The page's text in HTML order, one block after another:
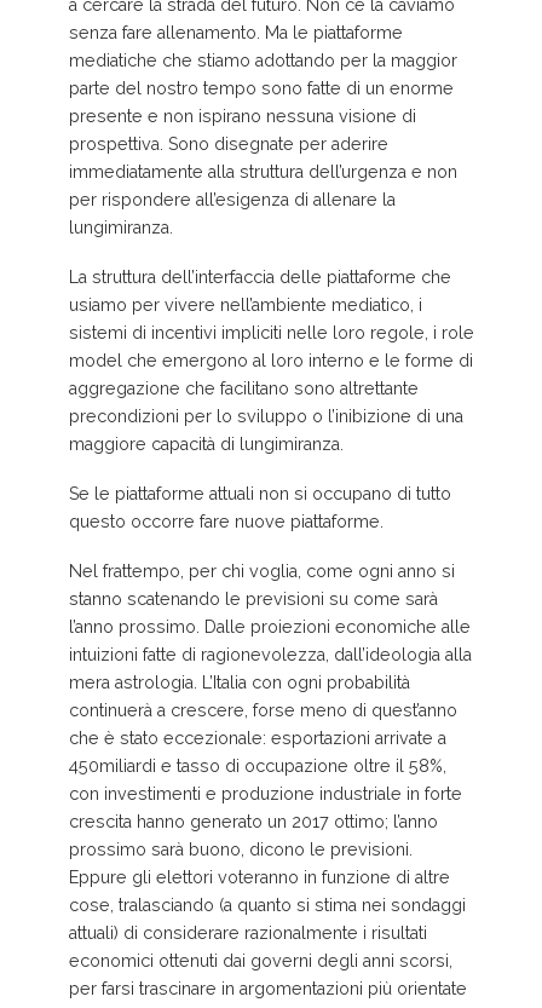
a cercare la strada del futuro. Non ce la caviamo
senza fare allenamento. Ma le piattaforme
mediatiche che stiamo adottando per la maggior
parte del nostro tempo sono fatte di un enorme
presente e non ispirano nessuna visione di
prospettiva. Sono disegnate per aderire
immediatamente alla struttura dell’urgenza e non
per rispondere all’esigenza di allenare la
lungimiranza.
La struttura dell’interfaccia delle piattaforme che
usiamo per vivere nell’ambiente mediatico, i
sistemi di incentivi impliciti nelle loro regole, i role
model che emergono al loro interno e le forme di
aggregazione che facilitano sono altrettante
precondizioni per lo sviluppo o l’inibizione di una
maggiore capacità di lungimiranza.
Se le piattaforme attuali non si occupano di tutto
questo occorre fare nuove piattaforme.
Nel frattempo, per chi voglia, come ogni anno si
stanno scatenando le previsioni su come sarà
l’anno prossimo. Dalle proiezioni economiche alle
intuizioni fatte di ragionevolezza, dall’ideologia alla
mera astrologia. L’Italia con ogni probabilità
continuerà a crescere, forse meno di quest’anno
che è stato eccezionale: esportazioni arrivate a
450miliardi e tasso di occupazione oltre il 58%,
con investimenti e produzione industriale in forte
crescita hanno generato un 2017 ottimo; l’anno
prossimo sarà buono, dicono le previsioni.
Eppure gli elettori voteranno in funzione di altre
cose, tralasciando (a quanto si stima nei sondaggi
attuali) di considerare razionalmente i risultati
economici ottenuti dai governi degli anni scorsi,
per farsi trascinare in argomentazioni più orientate